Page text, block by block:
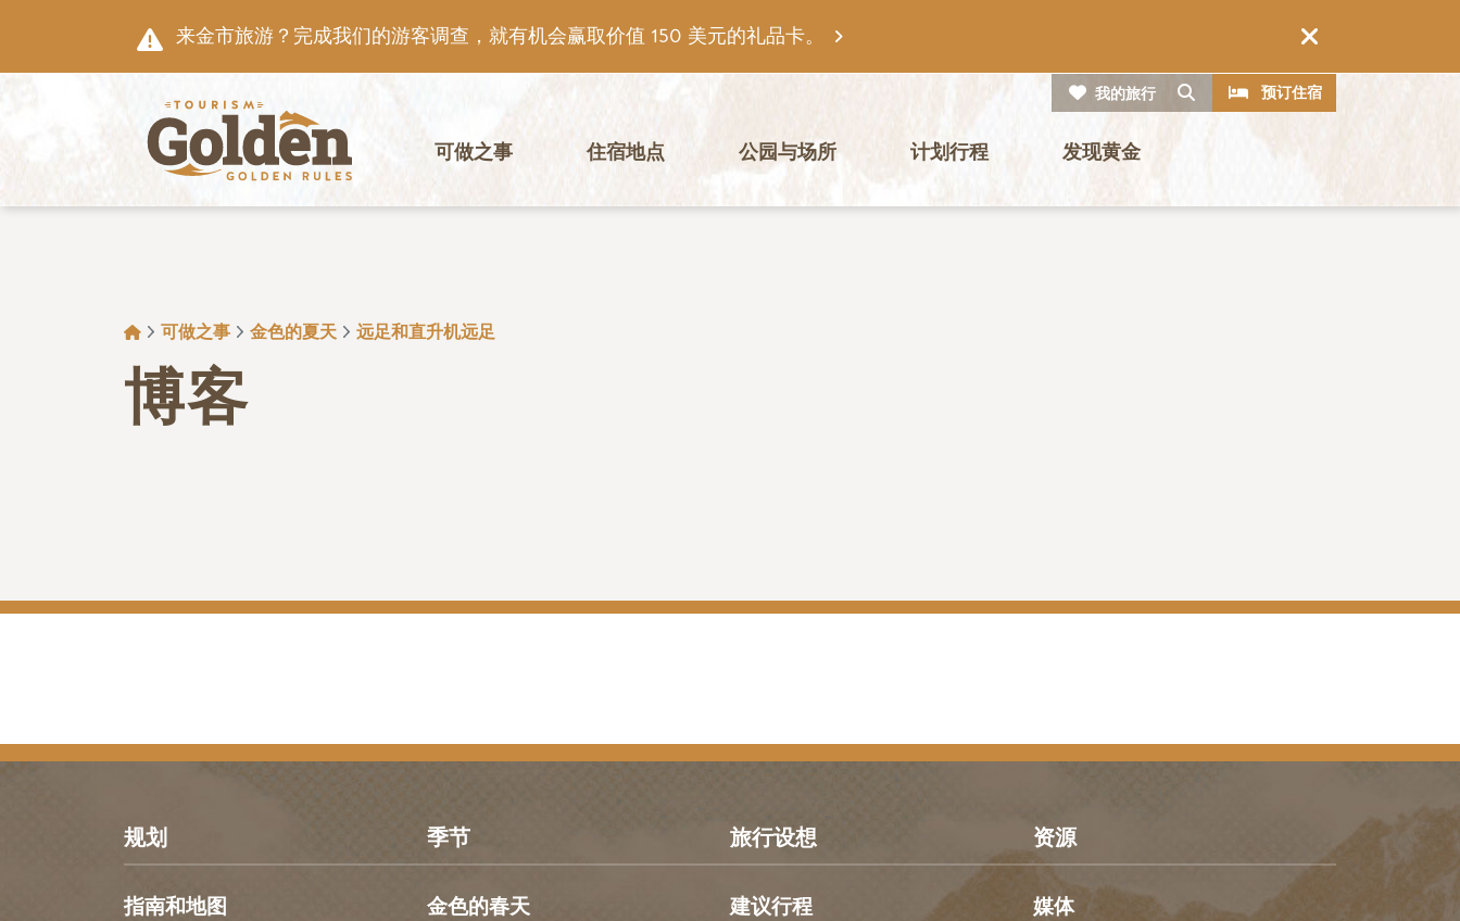
来金市旅游？完成我们的游客调查，就有机会赢取价值 150 美元的礼品卡。
我的旅行 搜索CTA预订住宿
可做之事 住宿地点 公园与场所 计划行程 发现黄金
面包屑
可做之事 金色的夏天 远足和直升机远足
博客
规划
指南和地图
季节
金色的春天
旅行设想
建议行程
资源
媒体